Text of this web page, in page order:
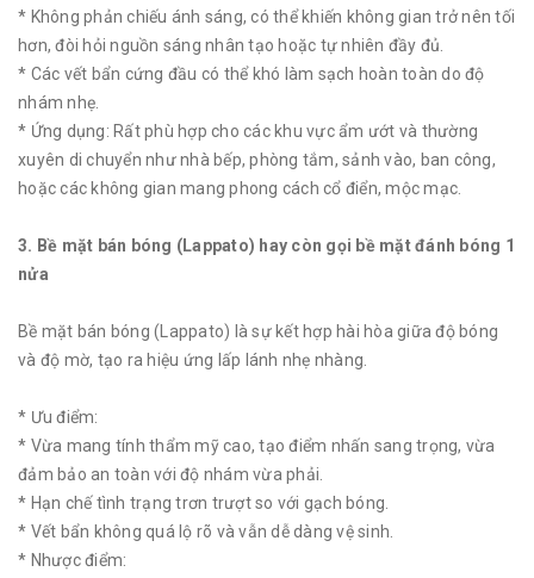
* Không phản chiếu ánh sáng, có thể khiến không gian trở nên tối
hơn, đòi hỏi nguồn sáng nhân tạo hoặc tự nhiên đầy đủ.
* Các vết bẩn cứng đầu có thể khó làm sạch hoàn toàn do độ
nhám nhẹ.
* Ứng dụng: Rất phù hợp cho các khu vực ẩm ướt và thường
xuyên di chuyển như nhà bếp, phòng tắm, sảnh vào, ban công,
hoặc các không gian mang phong cách cổ điển, mộc mạc.
3. Bề mặt bán bóng (Lappato) hay còn gọi bề mặt đánh bóng 1
nửa
Bề mặt bán bóng (Lappato) là sự kết hợp hài hòa giữa độ bóng
và độ mờ, tạo ra hiệu ứng lấp lánh nhẹ nhàng.
* Ưu điểm:
* Vừa mang tính thẩm mỹ cao, tạo điểm nhấn sang trọng, vừa
đảm bảo an toàn với độ nhám vừa phải.
* Hạn chế tình trạng trơn trượt so với gạch bóng.
* Vết bẩn không quá lộ rõ và vẫn dễ dàng vệ sinh.
* Nhược điểm: